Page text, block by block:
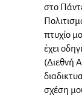
στο
πτυχίο
έχει
(Διεθνή
σχέση